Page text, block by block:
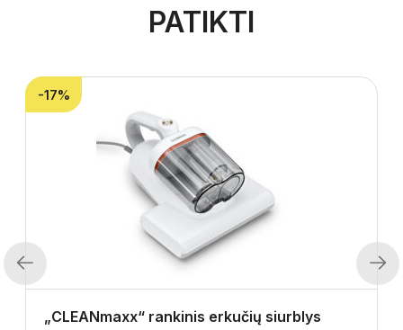
PATIKTI
Previous
-17%
„CLEANmaxx“ rankinis erkučių siurblys
Next